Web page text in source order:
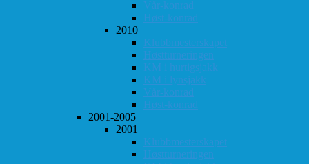
Vår-konrad
Høst-konrad
2010
Klubbmesterskapet
Høstturneringen
KM i hurtigsjakk
KM i lynsjakk
Vår-konrad
Høst-konrad
2001-2005
2001
Klubbmesterskapet
Høstturneringen